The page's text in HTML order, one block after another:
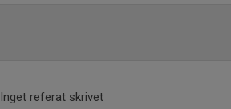
Inget referat skrivet